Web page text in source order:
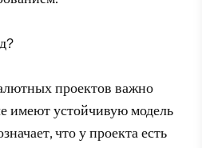
проектов важно
имеют устойчивую модель
что у проекта есть